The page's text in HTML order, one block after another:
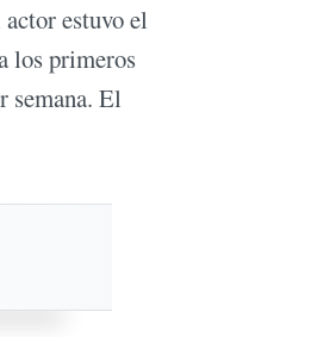
estuvo el
los primeros
semana. El